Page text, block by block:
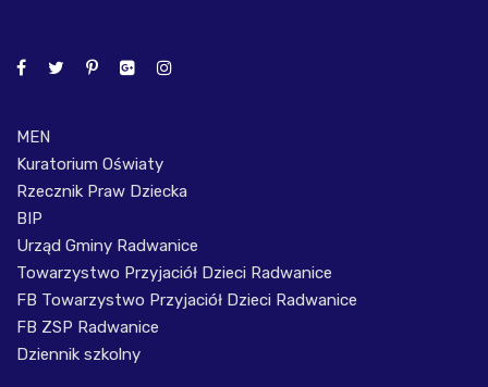
MEN
Kuratorium Oświaty
Rzecznik Praw Dziecka
BIP
Urząd Gminy Radwanice
Towarzystwo Przyjaciół Dzieci Radwanice
FB Towarzystwo Przyjaciół Dzieci Radwanice
FB ZSP Radwanice
Dziennik szkolny